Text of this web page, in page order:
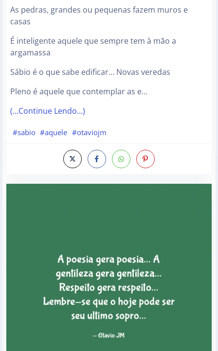
As pedras, grandes ou pequenas fazem muros e
casas
É inteligente aquele que sempre tem à mão a
argamassa
Sábio é o que sabe edificar… Novas veredas
Pleno é aquele que contemplar as e…
(…Continue Lendo…)
#sabio #aquele #otaviojm